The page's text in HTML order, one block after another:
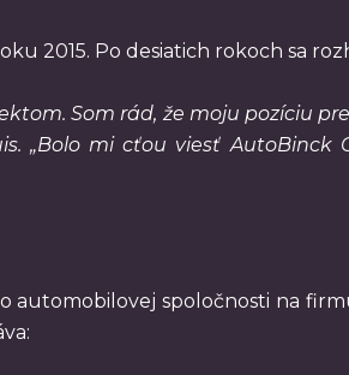
2015. Po desiatich rokoch sa
Som rád, že moju pozíciu
„Bolo mi cťou viesť AutoBinck
automobilovej spoločnosti na